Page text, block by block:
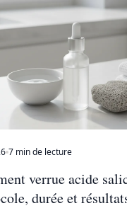
7 min de lecture
verrue acide
durée et